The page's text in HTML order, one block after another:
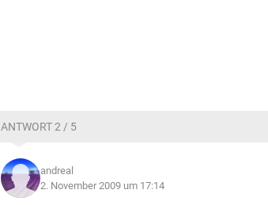
ANTWORT 2 / 5
andreal
2. November 2009 um 17:14